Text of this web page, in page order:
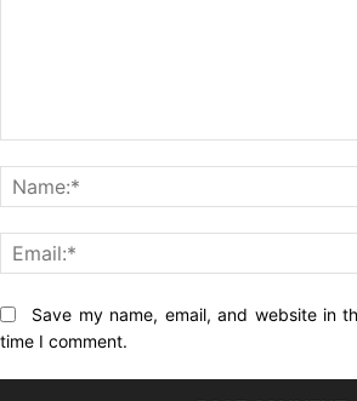
Website:Save my name, email, and website in
time I comment.